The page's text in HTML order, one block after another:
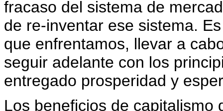
fracaso del sistema de
de re-inventar ese sistema.
que enfrentamos, llevar a
seguir adelante con los
entregado prosperidad y
Los beneficios de capitalismo